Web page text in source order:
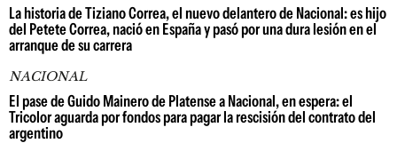
La historia de Tiziano Correa, el nuevo delantero de Nacional: es hijo
del Petete Correa, nació en España y pasó por una dura lesión en el
arranque de su carrera
NACIONAL
El pase de Guido Mainero de Platense a Nacional, en espera: el
Tricolor aguarda por fondos para pagar la rescisión del contrato del
argentino